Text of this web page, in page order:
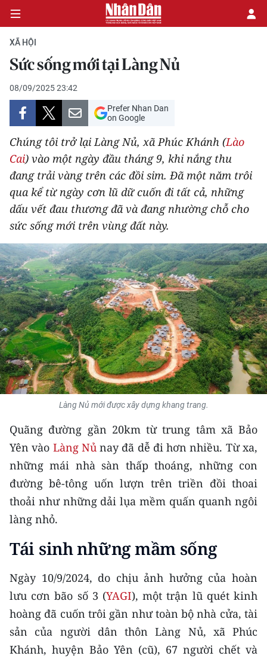
CHÍNH TRỊ
KINH TẾ
VĂN HÓA
XÃ HỘI
PHÁP LUẬT
DU LỊCH
THẾ GIỚI
THỂ THAO
GIÁO DỤC
Y TẾ
KHOA HỌC - CÔNG NGHỆ
MÔI TRƯỜNG
BẠN ĐỌC
KIỂM CHỨNG THÔNG TIN
TRI THỨC CHUYÊN SÂU
54 DÂN TỘC VIỆT NAM
CHƯƠNG TRÌNH OCOP - MỖI XÃ
MỘT SẢN PHẨM
RADIO
MEDIA CENTER
E-Magazine
XÃ HỘI
Sức sống mới tại Làng Nủ
08/09/2025 23:42
Prefer Nhan Dan
on Google
Chúng tôi trở lại Làng Nủ, xã Phúc Khánh (Lào
Cai) vào một ngày đầu tháng 9, khi nắng thu
đang trải vàng trên các đồi sim. Đã một năm trôi
qua kể từ ngày cơn lũ dữ cuốn đi tất cả, những
dấu vết đau thương đã và đang nhường chỗ cho
sức sống mới trên vùng đất này.
Làng Nủ mới được xây dựng khang trang.
Quãng đường gần 20km từ trung tâm xã Bảo
Yên vào Làng Nủnay đã dễ đi hơn nhiều. Từ xa,
những mái nhà sàn thấp thoáng, những con
đường bê-tông uốn lượn trên triền đồi thoai
thoải như những dải lụa mềm quấn quanh ngôi
làng nhỏ.
Tái sinh những mầm sống
Ngày 10/9/2024, do chịu ảnh hưởng của hoàn
lưu cơn bão số 3 (YAGI), một trận lũ quét kinh
hoàng đã cuốn trôi gần như toàn bộ nhà cửa, tài
sản của người dân thôn Làng Nủ, xã Phúc
Khánh, huyện Bảo Yên (cũ), 67 người chết và